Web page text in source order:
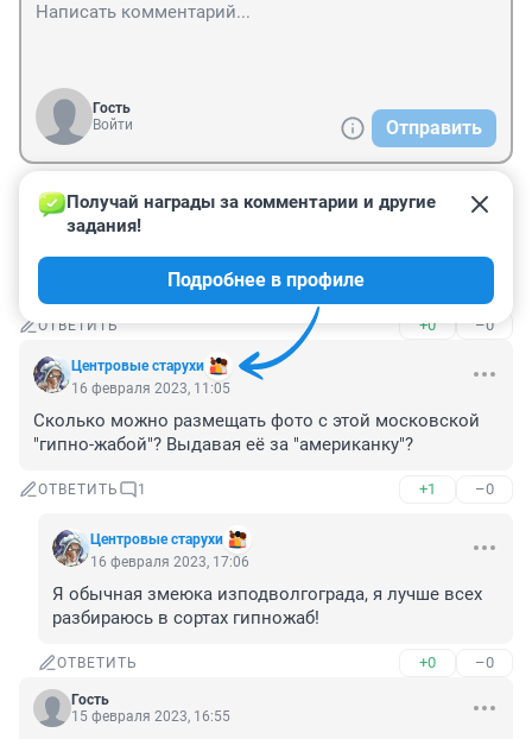
Гость
Войти
Отправить
Гость
16 февраля 2023, 11:45
Мы вообще сильно отупели и озлобились ...поэтому
ещё много разных последствий будет
ОТВЕТИТЬ +0 –0
Центровые старухи
Получай награды за комментарии и другие
задания!
Подробнее в профиле
16 февраля 2023, 11:05
Сколько можно размещать фото с этой московской
"гипно-жабой"? Выдавая её за "американку"?
ОТВЕТИТЬ 1 +1 –0
Цeнтровыe cтapуxи
16 февраля 2023, 17:06
Я обычная змеюка изподволгограда, я лучше всех
разбираюсь в сортах гипножаб!
ОТВЕТИТЬ +0 –0
Гость
15 февраля 2023, 16:55